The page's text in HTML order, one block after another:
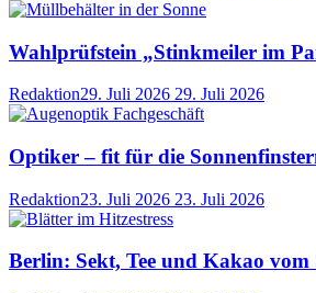
Wahlprüfstein „Stinkmeiler im
Redaktion29. Juli 2026 29. Juli 2026
Optiker – fit für die
Redaktion23. Juli 2026 23. Juli 2026
Berlin: Sekt, Tee und Kakao vom